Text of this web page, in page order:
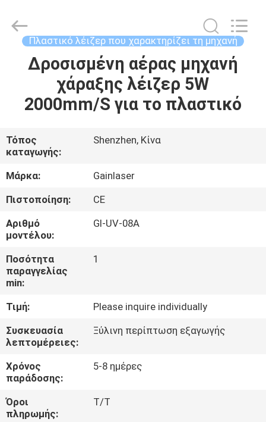
ΣΠΊΤΙ
ΠΡΟΪΌΝΤΑ
ΠΕΡΊΠΟΥ
ΕΜΕΊΣ
ΓΎΡΟΣ
ΕΡΓΟΣΤΑΣΊΩΝ
ΠΟΙΟΤΙΚΌΣ
ΈΛΕΓΧΟΣ
ΜΑΣ
ΕΛΆΤΕ
ΕΠΑΦΉ
ΜΕ
Gainlaser
Laser
TechnologyΠλαστικό λέιζερ που χαρακτηρίζει τη μηχανή
Δροσισμένη αέρας μηχανή
χάραξης λέιζερ 5W
2000mm/S για το πλαστικό
Τόπος
καταγωγής:
Shenzhen, Κίνα
Μάρκα:
Gainlaser
Πιστοποίηση:
CE
Αριθμό
μοντέλου:
Gl-UV-08A
Ποσότητα
παραγγελίας
min:
1
Τιμή:
Please inquire individually
Συσκευασία
λεπτομέρειες:
Ξύλινη περίπτωση εξαγωγής
Χρόνος
παράδοσης:
5-8 ημέρες
Όροι
πληρωμής:
T/T